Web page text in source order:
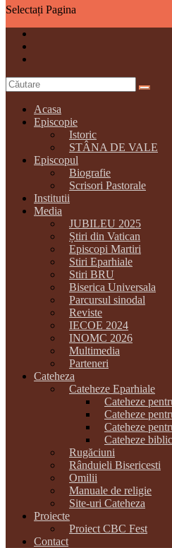
Selectați Pagina
Acasa
Episcopie
Istoric
STÂNA DE VALE
Episcopul
Biografie
Scrisori Pastorale
Institutii
Media
JUBILEU 2025
Știri din Vatican
Episcopi Martiri
Stiri Eparhiale
Stiri BRU
Biserica Universala
Parcursul sinodal
Reviste
IECOE 2024
INOMC 2026
Multimedia
Parteneri
Cateheza
Cateheze Eparhiale
Cateheze
Cateheze
Cateheze
Cateheze
Rugăciuni
Rânduieli Bisericesti
Omilii
Manuale de religie
Site-uri Cateheza
Proiecte
Proiect CBC Fest
Contact